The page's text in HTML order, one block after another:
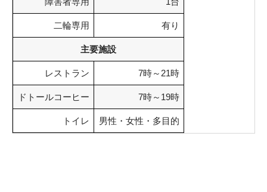
二輪専用 有り
主要施設
レストラン 7時～21時
ドトールコーヒー 7時～19時
トイレ 男性・女性・多目的